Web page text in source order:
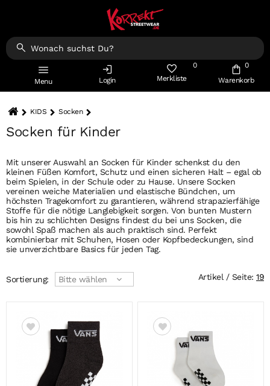
Menu Login Merkliste
0
Warenkorb
0
KIDS Socken
Socken für Kinder
Mit unserer Auswahl an Socken für Kinder schenkst du den
kleinen Füßen Komfort, Schutz und einen sicheren Halt – egal ob
beim Spielen, in der Schule oder zu Hause. Unsere Socken
vereinen weiche Materialien und elastische Bündchen, um
höchsten Tragekomfort zu garantieren, während strapazierfähige
Stoffe für die nötige Langlebigkeit sorgen. Von bunten Mustern
bis hin zu schlichten Designs findest du bei uns Socken, die
sowohl Spaß machen als auch praktisch sind. Perfekt
kombinierbar mit Schuhen, Hosen oder Kopfbedeckungen, sind
sie unverzichtbare Basics für jeden Tag.
Sortierung: Bitte wählen Artikel / Seite: 19